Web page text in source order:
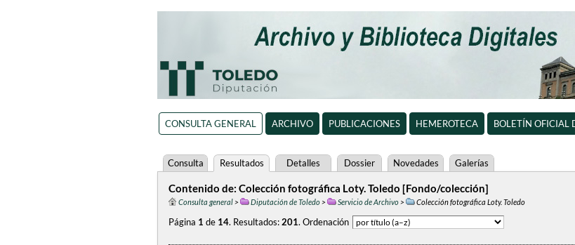
CONSULTA GENERAL ARCHIVO PUBLICACIONES HEMEROTECA BOLETÍN OFICIAL
Consulta Resultados Detalles Dossier Novedades Galerías
Contenido de: Colección fotográfica Loty. Toledo [Fondo/colección]
Consulta general> Diputación de Toledo> Servicio de Archivo> Colección fotográfica Loty. Toledo
Página 1 de 14. Resultados:201. Ordenación